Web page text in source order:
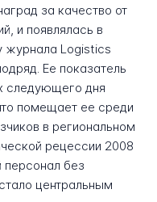
за качество от
и появлялась в
журнала Logistics
Ее показатель
следующего дня
помещает ее среди
в региональном
рецессии 2008
персонал без
центральным